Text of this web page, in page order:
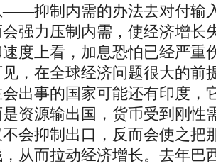
制内需的办法去对付输入
强力压制内需，使经济增长
度上看，加息恐怕已经严重
在全球经济问题很大的前
出事的国家可能还有印度，
资源输出国，货币受到刚性
会抑制出口，反而会使之把
从而拉动经济增长。去年巴